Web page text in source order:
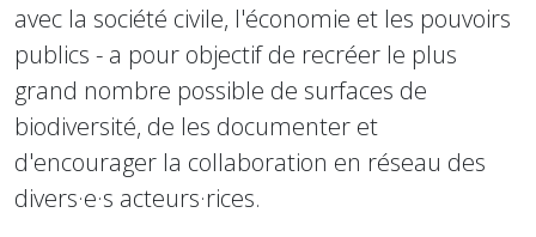
avec la société civile, l'économie et les pouvoirs
publics - a pour objectif de recréer le plus
grand nombre possible de surfaces de
biodiversité, de les documenter et
d'encourager la collaboration en réseau des
divers·e·s acteurs·rices.